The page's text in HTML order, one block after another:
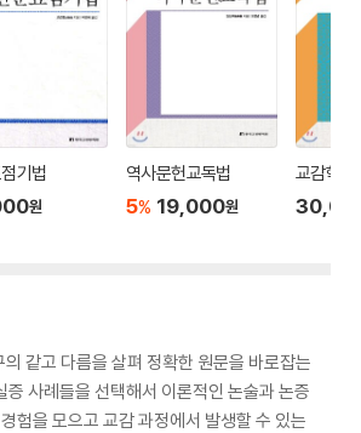
기법
원
역사문헌교독법
5% 19,000원
교감학개론
30,000
같고 다름을 살펴 정확한 원문을 바로잡는
사례들을 선택해서 이론적인 논술과 논증
험을 모으고 교감 과정에서 발생할 수 있는